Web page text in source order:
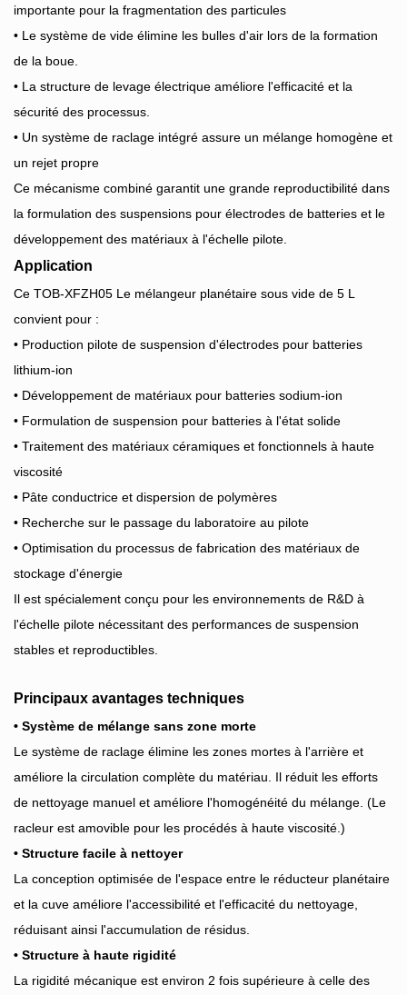
importante pour la fragmentation des particules
• Le système de vide élimine les bulles d'air lors de la formation
de la boue.
• La structure de levage électrique améliore l'efficacité et la
sécurité des processus.
• Un système de raclage intégré assure un mélange homogène et
un rejet propre
Ce mécanisme combiné garantit une grande reproductibilité dans
la formulation des suspensions pour électrodes de batteries et le
développement des matériaux à l'échelle pilote.
Application
Ce TOB-XFZH05 Le mélangeur planétaire sous vide de 5 L
convient pour :
• Production pilote de suspension d'électrodes pour batteries
lithium-ion
• Développement de matériaux pour batteries sodium-ion
• Formulation de suspension pour batteries à l'état solide
• Traitement des matériaux céramiques et fonctionnels à haute
viscosité
• Pâte conductrice et dispersion de polymères
• Recherche sur le passage du laboratoire au pilote
• Optimisation du processus de fabrication des matériaux de
stockage d'énergie
Il est spécialement conçu pour les environnements de R&D à
l'échelle pilote nécessitant des performances de suspension
stables et reproductibles.
Principaux avantages techniques
• Système de mélange sans zone morte
Le système de raclage élimine les zones mortes à l'arrière et
améliore la circulation complète du matériau. Il réduit les efforts
de nettoyage manuel et améliore l'homogénéité du mélange. (Le
racleur est amovible pour les procédés à haute viscosité.)
• Structure facile à nettoyer
La conception optimisée de l'espace entre le réducteur planétaire
et la cuve améliore l'accessibilité et l'efficacité du nettoyage,
réduisant ainsi l'accumulation de résidus.
• Structure à haute rigidité
La rigidité mécanique est environ 2 fois supérieure à celle des